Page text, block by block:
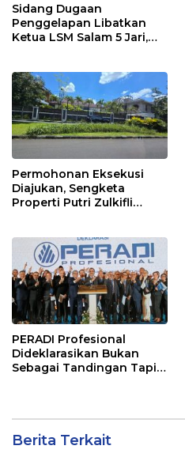
Sidang Dugaan
Penggelapan Libatkan
Ketua LSM Salam 5 Jari,
Sesuai Hukum
Permohonan Eksekusi
Diajukan, Sengketa
Properti Putri Zulkifli
PERADI Profesional
Dideklarasikan Bukan
Sebagai Tandingan Tapi
Berita Terkait